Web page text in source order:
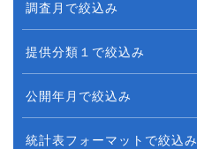
調査月で絞込み
提供分類１で絞込み
公開年月で絞込み
統計表フォーマットで絞込み